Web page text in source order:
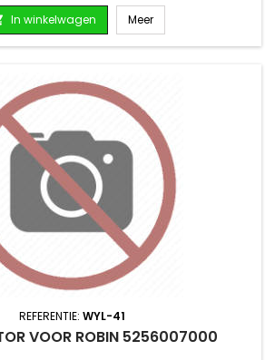
In winkelwagen Meer
REFERENTIE: WYL-41
VOOR ROBIN 5256007000